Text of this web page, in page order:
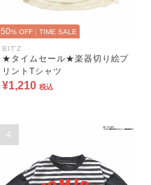
50% OFF | TIME SALE
BIT'Z
★タイムセール★楽器切り絵プ
リントTシャツ
¥1,210 税込
4